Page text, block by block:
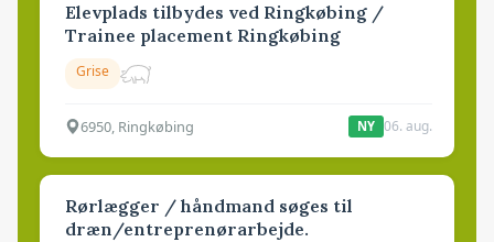
Elevplads tilbydes ved Ringkøbing /
Trainee placement Ringkøbing
Grise
6950, Ringkøbing NY 06. aug.
Rørlægger / håndmand søges til
dræn/entreprenørarbejde.